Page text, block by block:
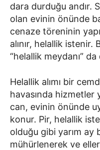
dara durduğu andır.
olan evinin önünde
cenaze töreninin
alınır, helallik istenir.
“helallik meydanı” da
Helallik alımı bir
havasında hizmetler
can, evinin önünde
konur. Pir, helallik
olduğu gibi yarım ay
mühürlenerek ve